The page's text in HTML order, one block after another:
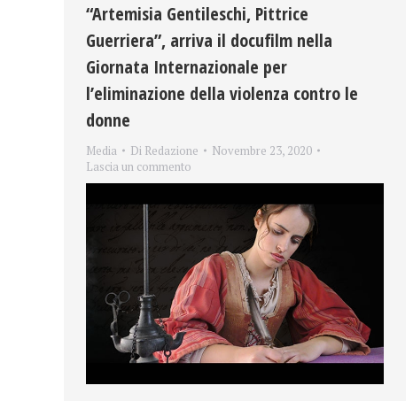
“Artemisia Gentileschi, Pittrice
Guerriera”, arriva il docufilm nella
Giornata Internazionale per
l’eliminazione della violenza contro le
donne
Media Di Redazione
Novembre 23, 2020
Lascia un commento